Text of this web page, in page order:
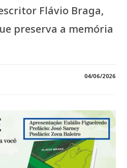
Flávio Braga,
preserva a memória
MEMÓRIA,
LEGADO
À
HISTÓRIA.
LEOCÁDIO
LOBATO
04/06/2026